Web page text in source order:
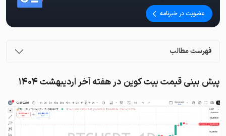
عضویت در خبرنامه
فهرست مطالب
پیش بینی قیمت بیت کوین در هفته آخر اردیبهشت ۱۴۰۴